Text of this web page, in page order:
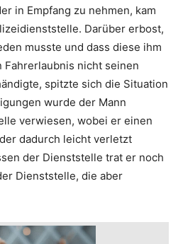
in Empfang zu nehmen, kam
Darüber erbost,
musste und dass diese ihm
nicht seinen
spitzte sich die Situation
wurde der Mann
verwiesen, wobei er einen
dadurch leicht verletzt
der Dienststelle trat er noch
Dienststelle, die aber